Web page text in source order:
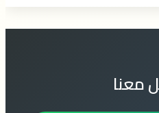
معنا